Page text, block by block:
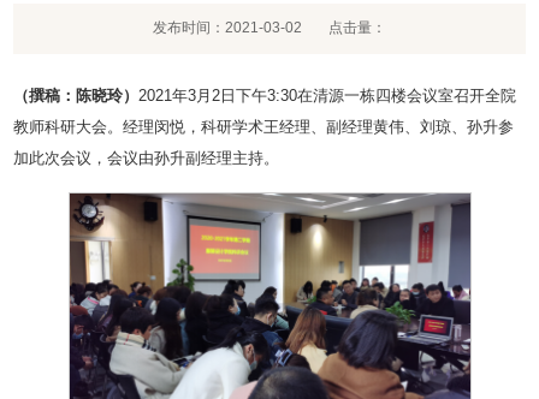
发布时间：2021-03-02 点击量：
（撰稿 ：陈晓玲） 2021年3月2日下午3:30在清源一栋四楼会议室召开全院
教师科研大会。经理闵悦，科研学术王经理、副经理黄伟、刘琼、孙升参
加此次会议，会议由孙升副经理主持。